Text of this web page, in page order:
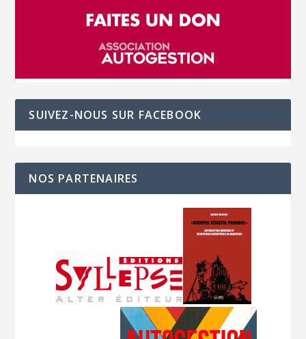
SUIVEZ-NOUS SUR FACEBOOK
NOS PARTENAIRES